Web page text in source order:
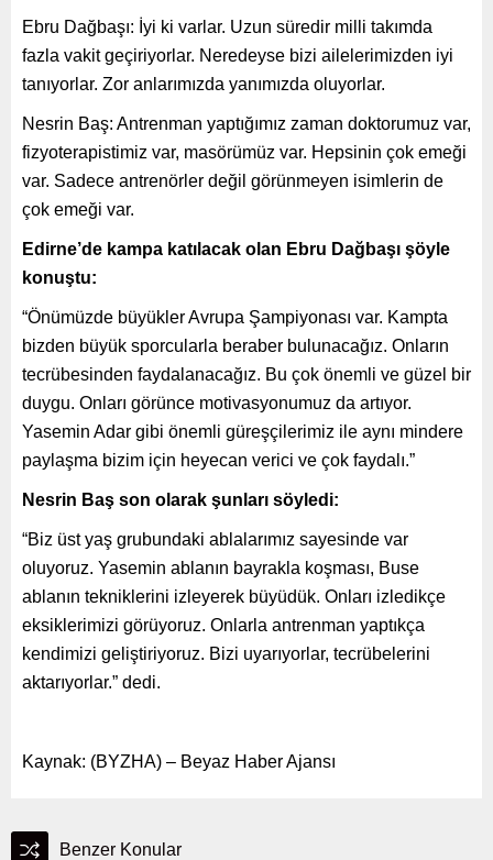
Ebru Dağbaşı: İyi ki varlar. Uzun süredir milli takımda
fazla vakit geçiriyorlar. Neredeyse bizi ailelerimizden iyi
tanıyorlar. Zor anlarımızda yanımızda oluyorlar.
Nesrin Baş: Antrenman yaptığımız zaman doktorumuz var,
fizyoterapistimiz var, masörümüz var. Hepsinin çok emeği
var. Sadece antrenörler değil görünmeyen isimlerin de
çok emeği var.
Edirne’de kampa katılacak olan Ebru Dağbaşı şöyle
konuştu:
“Önümüzde büyükler Avrupa Şampiyonası var. Kampta
bizden büyük sporcularla beraber bulunacağız. Onların
tecrübesinden faydalanacağız. Bu çok önemli ve güzel bir
duygu. Onları görünce motivasyonumuz da artıyor.
Yasemin Adar gibi önemli güreşçilerimiz ile aynı mindere
paylaşma bizim için heyecan verici ve çok faydalı.”
Nesrin Baş son olarak şunları söyledi:
“Biz üst yaş grubundaki ablalarımız sayesinde var
oluyoruz. Yasemin ablanın bayrakla koşması, Buse
ablanın tekniklerini izleyerek büyüdük. Onları izledikçe
eksiklerimizi görüyoruz. Onlarla antrenman yaptıkça
kendimizi geliştiriyoruz. Bizi uyarıyorlar, tecrübelerini
aktarıyorlar.” dedi.
Kaynak: (BYZHA) – Beyaz Haber Ajansı
Benzer Konular